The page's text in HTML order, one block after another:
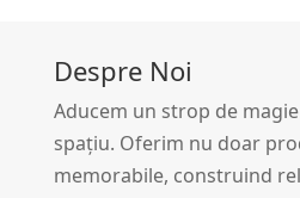
Despre Noi
Aducem un strop de
spațiu. Oferim nu doar
memorabile, construind